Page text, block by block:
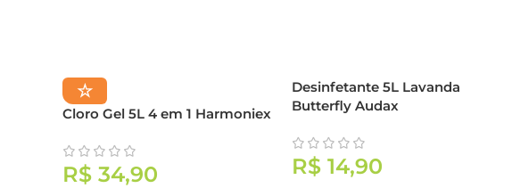
☆
Cloro Gel 5L 4 em 1 Harmoniex
R$ 34,90
Desinfetante 5L Lavanda
Butterfly Audax
R$14,90